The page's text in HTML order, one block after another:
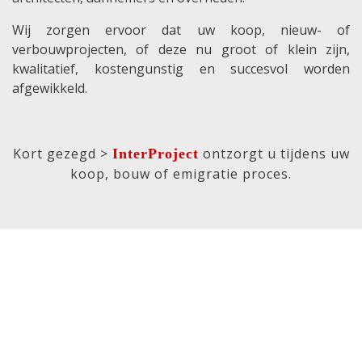
Wij zorgen ervoor dat uw koop, nieuw- of
verbouwprojecten, of deze nu groot of klein zijn,
kwalitatief, kostengunstig en succesvol worden
afgewikkeld.
Kort gezegd > InterProject ontzorgt u tijdens uw
koop, bouw of emigratie proces.